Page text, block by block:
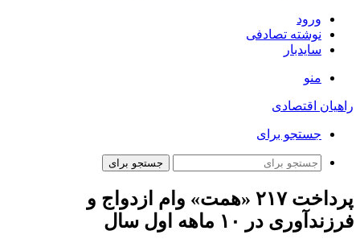
ورود
نوشته تصادفی
سایدبار
منو
راهیان اقتصادی
جستجو برای
جستجو برای
پرداخت ۲۱۷ «همت» وام ازدواج و
فرزندآوری در ۱۰ ماهه اول سال